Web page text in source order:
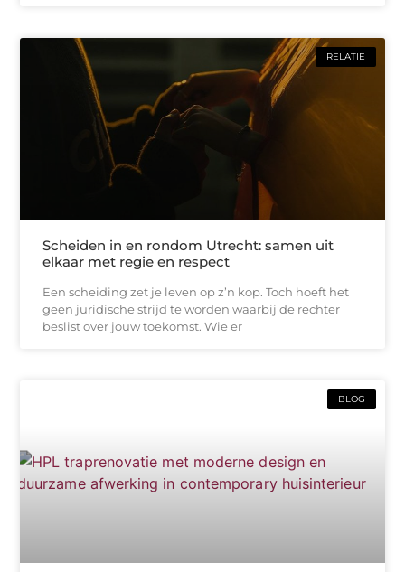
RELATIE
Scheiden in en rondom Utrecht: samen uit
elkaar met regie en respect
Een scheiding zet je leven op z’n kop. Toch hoeft het
geen juridische strijd te worden waarbij de rechter
beslist over jouw toekomst. Wie er
BLOG